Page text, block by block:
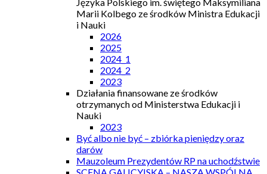
Marii Kolbego ze środków Ministra Edukacji
i Nauki
2026
2025
2024_1
2024_2
2023
Działania finansowane ze środków
otrzymanych od Ministerstwa Edukacji i
Nauki
2023
Być albo nie być – zbiórka pieniędzy oraz
darów
Mauzoleum Prezydentów RP na uchodźstwie